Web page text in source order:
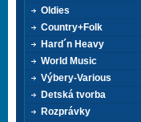
Oldies
Country+Folk
Hard´n Heavy
World Music
Výbery-Various
Detská tvorba
Rozprávky